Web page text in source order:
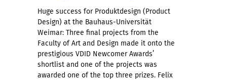
Huge success for Produktdesign (Product
Design) at the Bauhaus-Universität
Weimar: Three final projects from the
Faculty of Art and Design made it onto the
prestigious VDID Newcomer Awards’
shortlist and one of the projects was
awarded one of the top three prizes. Felix